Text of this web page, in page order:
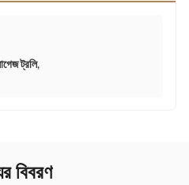
ট্রলি,
বিবরণ